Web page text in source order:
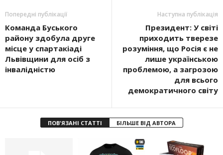
Попередні публікації
Команда Буського
району здобула друге
місце у спартакіаді
Львівщини для осіб з
інвалідністю
Наступна публікація
Президент: У світі
приходить тверезе
розуміння, що Росія є не
лише українською
проблемою, а загрозою
для всього
демократичного світу
ПОВ'ЯЗАНІ СТАТТІ БІЛЬШЕ ВІД АВТОРА